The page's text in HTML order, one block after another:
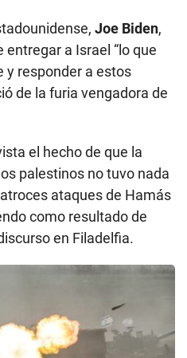
Joe Biden,
a Israel “lo que
y responder a estos
de la furia vengadora de
el hecho de que la
palestinos no tuvo nada
ataques de Hamás
como resultado de
en Filadelfia.